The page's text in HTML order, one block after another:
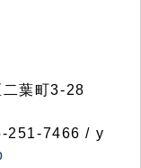
二葉町3-28
251-7466 / y